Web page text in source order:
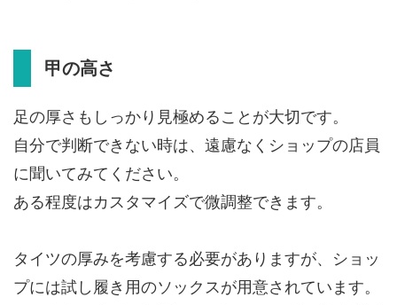
甲の高さ
足の厚さもしっかり見極めることが大切です。
自分で判断できない時は、遠慮なくショップの店員
に聞いてみてください。
ある程度はカスタマイズで微調整できます。
タイツの厚みを考慮する必要がありますが、ショッ
プには試し履き用のソックスが用意されています。